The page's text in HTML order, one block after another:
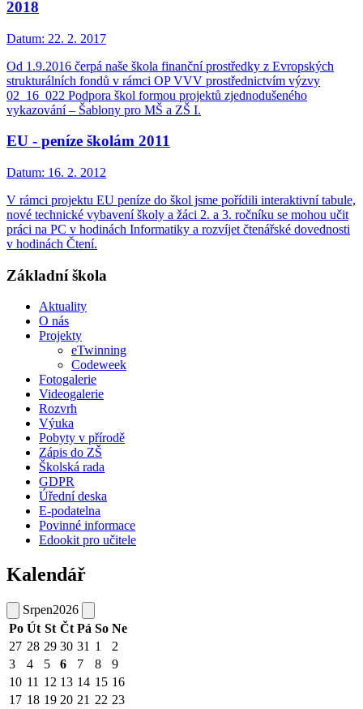
2018
Datum: 22. 2. 2017
Od 1.9.2016 čerpá naše škola finanční prostředky z Evropských
strukturálních fondů v rámci OP VVV prostřednictvím výzvy
02_16_022 Podpora škol formou projektů zjednodušeného
vykazování – Šablony pro MŠ a ZŠ I.
EU - peníze školám 2011
Datum: 16. 2. 2012
V rámci projektu EU peníze do škol jsme pořídili interaktivní tabule,
nové technické vybavení školy a žáci 2. a 3. ročníku se mohou učit
práci na PC v hodinách Informatiky a rozvíjet čtenářské dovednosti
v hodinách Čtení.
Základní škola
Aktuality
O nás
Projekty
eTwinning
Codeweek
Fotogalerie
Videogalerie
Rozvrh
Výuka
Pobyty v přírodě
Zápis do ZŠ
Školská rada
GDPR
Úřední deska
E-podatelna
Povinné informace
Edookit pro učitele
Kalendář
Srpen2026
Po Út St Čt Pá So Ne
27 28 29 30 31 1
2
3
4 5 6 7 8
9
10 11 12 13 14 15 16
17 18 19 20 21 22 23